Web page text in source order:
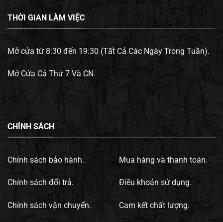
THỜI GIAN LÀM VIỆC
Mở cửa từ 8:30 đến 19:30 (Tất Cả Các Ngày Trong Tuần).
Mở Cửa Cả Thứ 7 Và CN.
CHÍNH SÁCH
Chính sách bảo hành.
Chính sách đổi trả.
Chính sách vận chuyển.
Mua hàng và thanh toán.
Điều khoản sử dụng.
Cam kết chất lượng.